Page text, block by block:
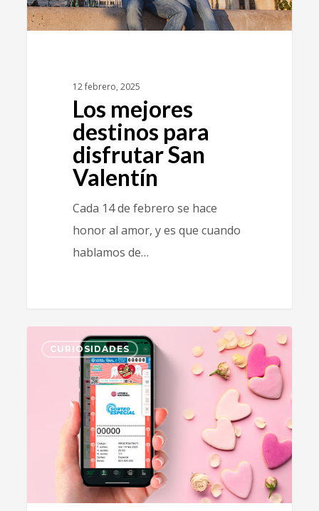
12 febrero, 2025
Los mejores
destinos para
disfrutar San
Valentín
Cada 14 de febrero se hace
honor al amor, y es que cuando
hablamos de…
CURIOSIDADES 4